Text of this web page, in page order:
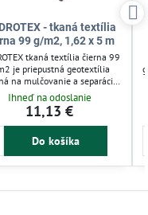
- tkaná textília
99 g/m2, 1,62 x 5 m
tkaná textília čierna 99
je priepustná geotextília
na mulčovanie a separáciu
materiálov. Používa sa pod
mulč, chodníky, príjazdy či
parkovacie plochy. Zvyšuje
povrchu a bráni tvorbe
Materiál je ekologicky
Ihneď na odoslanie
11,13 €
Do košíka